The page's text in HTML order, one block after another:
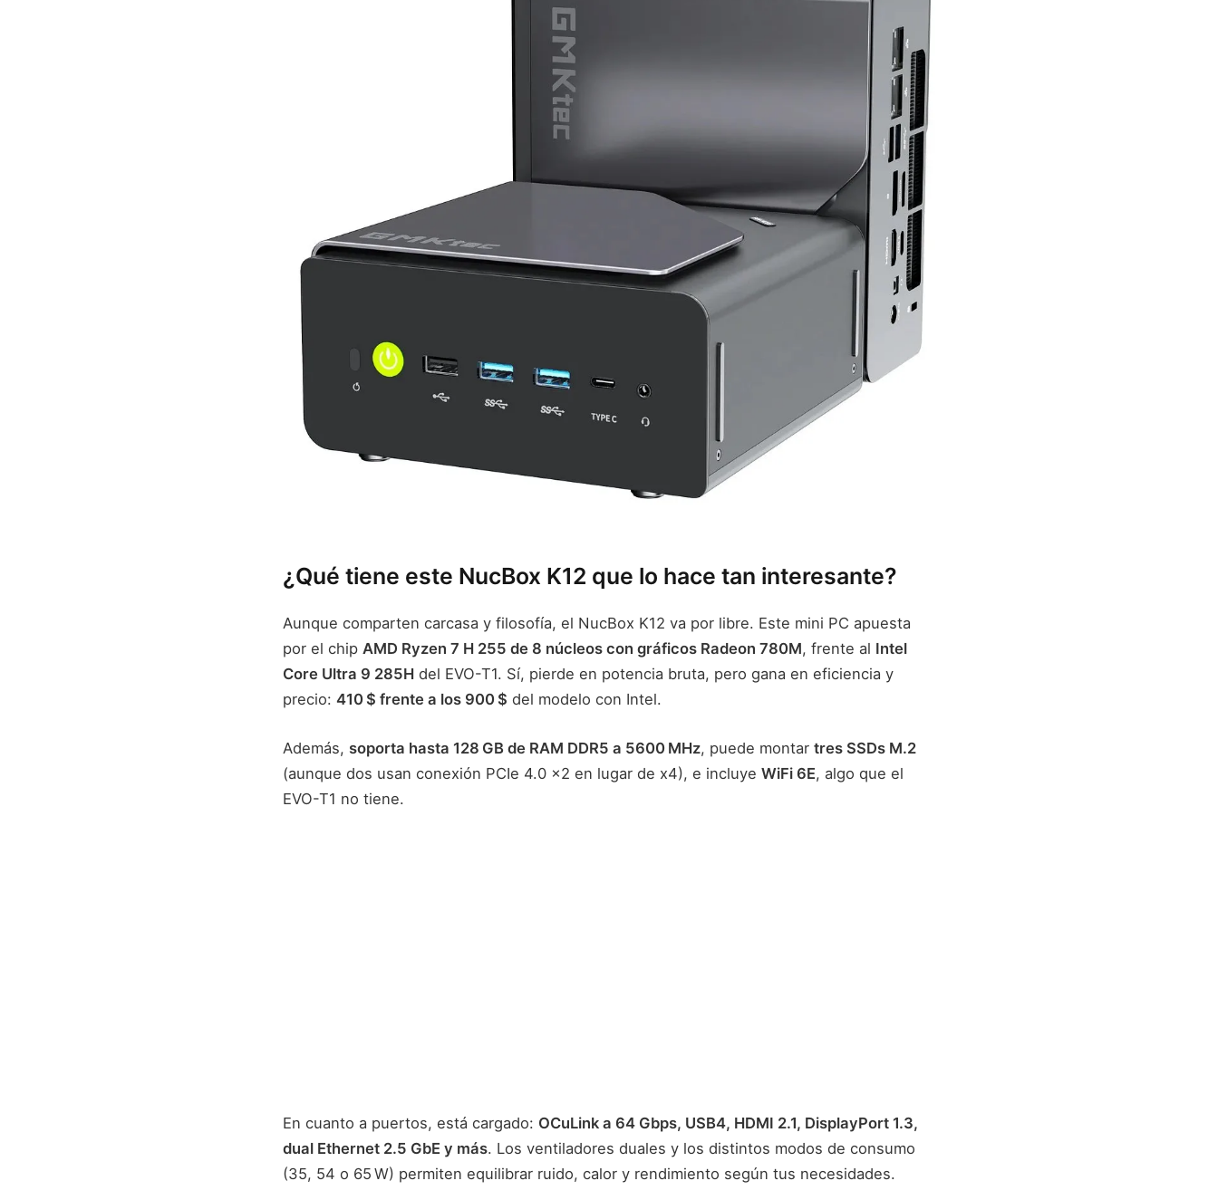
¿Qué tiene este NucBox K12 que lo hace tan interesante?
Aunque comparten carcasa y filosofía, el NucBox K12 va por libre. Este mini PC apuesta
por el chip AMD Ryzen 7 H 255 de 8 núcleos con gráficos Radeon 780M, frente al Intel
Core Ultra 9 285H del EVO-T1. Sí, pierde en potencia bruta, pero gana en eficiencia y
precio: 410 $ frente a los 900 $ del modelo con Intel.
Además, soporta hasta 128 GB de RAM DDR5 a 5600 MHz, puede montar tres SSDs M.2
(aunque dos usan conexión PCIe 4.0 x2 en lugar de x4), e incluye WiFi 6E, algo que el
EVO-T1 no tiene.
En cuanto a puertos, está cargado: OCuLink a 64 Gbps, USB4, HDMI 2.1, DisplayPort 1.3,
dual Ethernet 2.5 GbE y más. Los ventiladores duales y los distintos modos de consumo
(35, 54 o 65 W) permiten equilibrar ruido, calor y rendimiento según tus necesidades.